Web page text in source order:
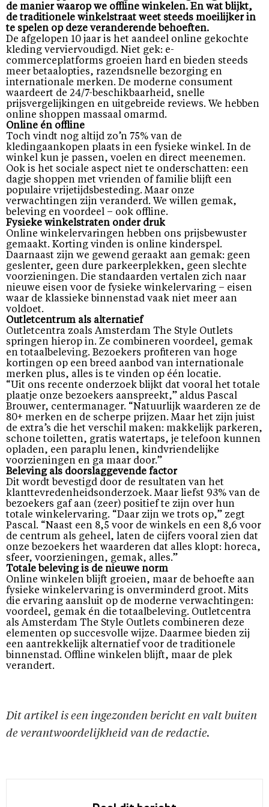
de manier waarop we offline winkelen. En wat blijkt,
de traditionele winkelstraat weet steeds moeilijker in
te spelen op deze veranderende behoeften.
De afgelopen 10 jaar is het aandeel online gekochte
kleding verviervoudigd. Niet gek: e-
commerceplatforms groeien hard en bieden steeds
meer betaalopties, razendsnelle bezorging en
internationale merken. De moderne consument
waardeert de 24/7-beschikbaarheid, snelle
prijsvergelijkingen en uitgebreide reviews. We hebben
online shoppen massaal omarmd.
Online én offline
Toch vindt nog altijd zo’n 75% van de
kledingaankopen plaats in een fysieke winkel. In de
winkel kun je passen, voelen en direct meenemen.
Ook is het sociale aspect niet te onderschatten: een
dagje shoppen met vrienden of familie blijft een
populaire vrijetijdsbesteding. Maar onze
verwachtingen zijn veranderd. We willen gemak,
beleving en voordeel – ook offline.
Fysieke winkelstraten onder druk
Online winkelervaringen hebben ons prijsbewuster
gemaakt. Korting vinden is online kinderspel.
Daarnaast zijn we gewend geraakt aan gemak: geen
geslenter, geen dure parkeerplekken, geen slechte
voorzieningen. Die standaarden vertalen zich naar
nieuwe eisen voor de fysieke winkelervaring – eisen
waar de klassieke binnenstad vaak niet meer aan
voldoet.
Outletcentrum als alternatief
Outletcentra zoals Amsterdam The Style Outlets
springen hierop in. Ze combineren voordeel, gemak
en totaalbeleving. Bezoekers profiteren van hoge
kortingen op een breed aanbod van internationale
merken plus, alles is te vinden op één locatie.
“Uit ons recente onderzoek blijkt dat vooral het totale
plaatje onze bezoekers aanspreekt,” aldus Pascal
Brouwer, centermanager. “Natuurlijk waarderen ze de
80+ merken en de scherpe prijzen. Maar het zijn juist
de extra’s die het verschil maken: makkelijk parkeren,
schone toiletten, gratis watertaps, je telefoon kunnen
opladen, een paraplu lenen, kindvriendelijke
voorzieningen en ga maar door.”
Beleving als doorslaggevende factor
Dit wordt bevestigd door de resultaten van het
klanttevredenheidsonderzoek. Maar liefst 93% van de
bezoekers gaf aan (zeer) positief te zijn over hun
totale winkelervaring. “Daar zijn we trots op,” zegt
Pascal. “Naast een 8,5 voor de winkels en een 8,6 voor
de centrum als geheel, laten de cijfers vooral zien dat
onze bezoekers het waarderen dat alles klopt: horeca,
sfeer, voorzieningen, gemak, alles.”
Totale beleving is de nieuwe norm
Online winkelen blijft groeien, maar de behoefte aan
fysieke winkelervaring is onverminderd groot. Mits
die ervaring aansluit op de moderne verwachtingen:
voordeel, gemak én die totaalbeleving. Outletcentra
als Amsterdam The Style Outlets combineren deze
elementen op succesvolle wijze. Daarmee bieden zij
een aantrekkelijk alternatief voor de traditionele
binnenstad. Offline winkelen blijft, maar de plek
verandert.
Dit artikel is een ingezonden bericht en valt buiten
de verantwoordelijkheid van de redactie.